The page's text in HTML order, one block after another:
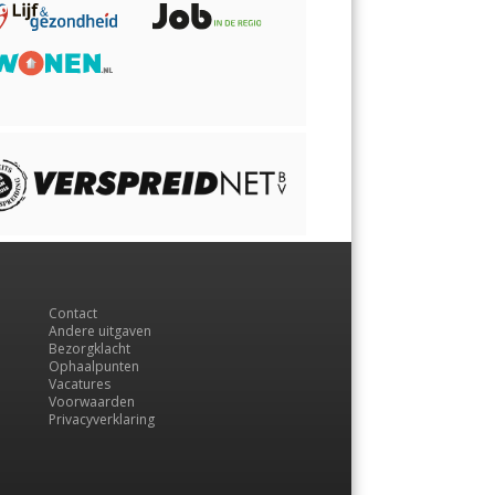
Contact
Andere uitgaven
Bezorgklacht
Ophaalpunten
Vacatures
Voorwaarden
Privacyverklaring